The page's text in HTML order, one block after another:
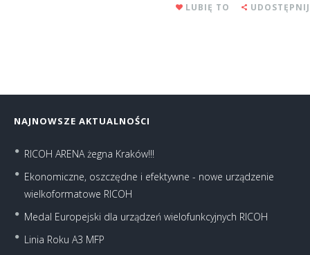
LUBIĘ TO UDOSTĘPNIJ
NAJNOWSZE AKTUALNOŚCI
RICOH ARENA żegna Kraków!!!
Ekonomiczne, oszczędne i efektywne - nowe urządzenie
wielkoformatowe RICOH
Medal Europejski dla urządzeń wielofunkcyjnych RICOH
Linia Roku A3 MFP